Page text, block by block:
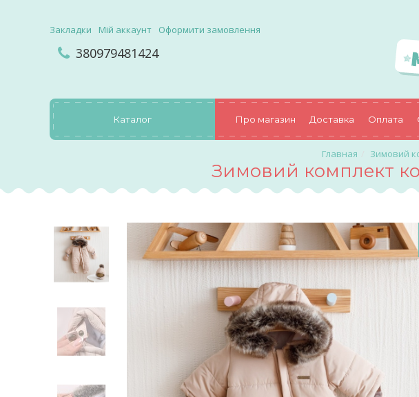
Закладки Мій аккаунт Оформити замовлення
380979481424
Каталог Про магазин Доставка Оплата
Зимовий
Зимовий комплект